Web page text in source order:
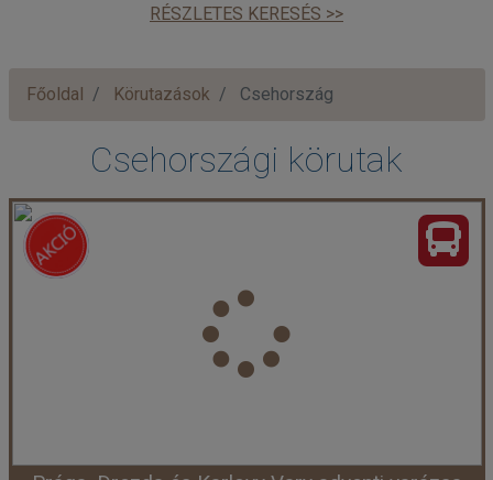
RÉSZLETES KERESÉS >>
Főoldal Körutazások Csehország
Csehországi körutak